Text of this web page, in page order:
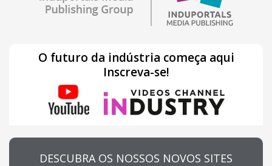
O futuro da indústria começa aqui
Inscreva-se!
DESCUBRA OS NOSSOS NOVOS SITES